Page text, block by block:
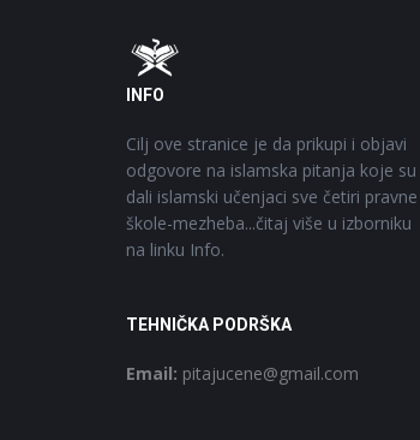
Footer
INFO
Cilj ove stranice je da prikupi i objavi
odgovore na islamska pitanja koje su
dali islamski učenjaci sve četiri pravne
škole-mezheba...čitaj više u izborniku
na linku Info.
TEHNIČKA PODRŠKA
Email: pitajucene@gmail.com